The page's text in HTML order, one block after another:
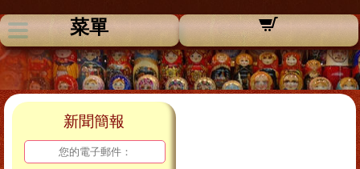
菜單
新聞簡報